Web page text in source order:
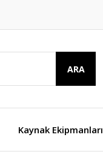
ARA
Kaynak Ekipmanları